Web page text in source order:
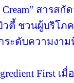
Cream” สารส
วตี้ ชวนผู้บริโภ
กระดับความง
First เ